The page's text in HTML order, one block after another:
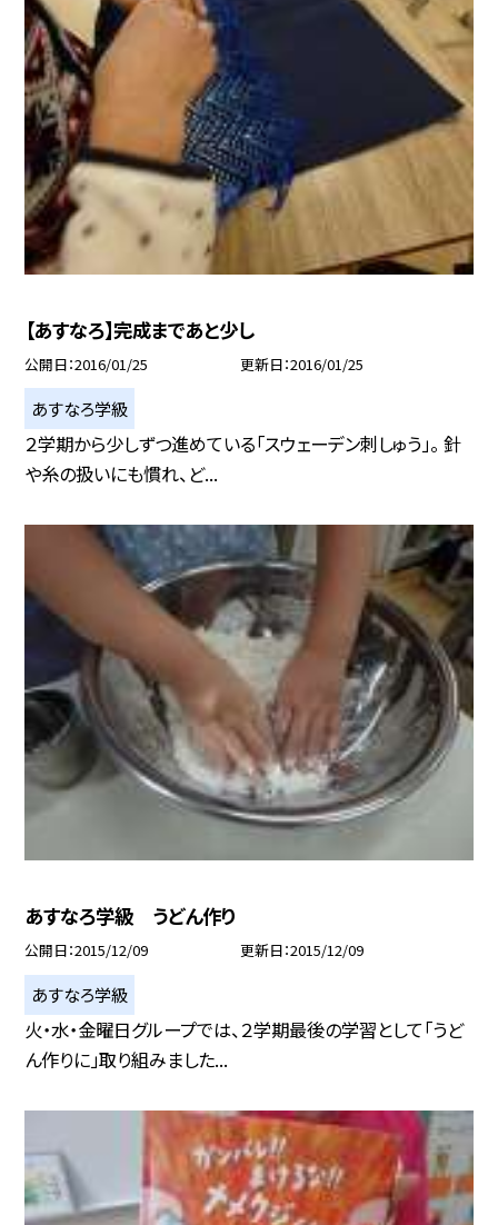
【あすなろ】完成まであと少し
公開日 2016/01/25 更新日 2016/01/25
あすなろ学級
２学期から少しずつ進めている「スウェーデン刺しゅう」。 針
や糸の扱いにも慣れ、ど...
あすなろ学級 うどん作り
公開日 2015/12/09 更新日 2015/12/09
あすなろ学級
火・水・金曜日グループでは、２学期最後の学習として「うど
ん作りに」取り組みました...